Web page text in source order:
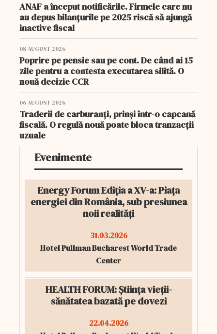
ANAF a început notificările. Firmele care nu
au depus bilanțurile pe 2025 riscă să ajungă
inactive fiscal
08 AUGUST 2026
Poprire pe pensie sau pe cont. De când ai 15
zile pentru a contesta executarea silită. O
nouă decizie CCR
06 AUGUST 2026
Traderii de carburanți, prinși într-o capcană
fiscală. O regulă nouă poate bloca tranzacții
uzuale
Evenimente
Energy Forum Ediția a XV-a: Piața
energiei din România, sub presiunea
noii realități
31.03.2026
Hotel Pullman Bucharest World Trade
Center
HEALTH FORUM: Știința vieții-
sănătatea bazată pe dovezi
22.04.2026